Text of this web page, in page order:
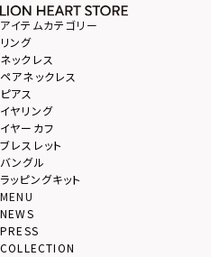
アイテムカテゴリー
リング
ネックレス
ペアネックレス
ピアス
イヤリング
イヤーカフ
ブレスレット
バングル
ラッピングキット
MENU
NEWS
PRESS
COLLECTION